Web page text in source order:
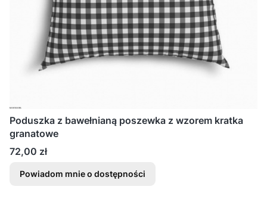
Poduszka z bawełnianą poszewka z wzorem kratka
granatowe
Cena
72,00 zł
Powiadom mnie o dostępności